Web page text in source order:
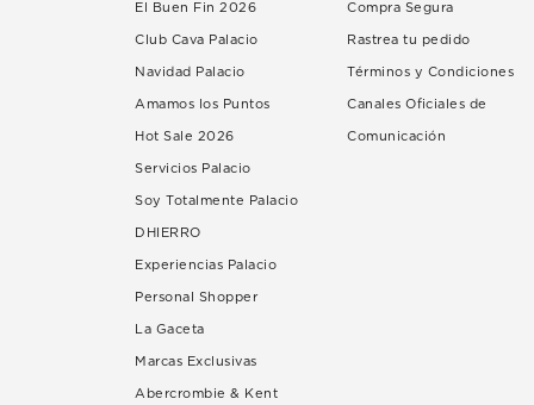
El Buen Fin 2026
Club Cava Palacio
Navidad Palacio
Amamos los Puntos
Hot Sale 2026
Servicios Palacio
Soy Totalmente Palacio
DHIERRO
Experiencias Palacio
Personal Shopper
La Gaceta
Marcas Exclusivas
Abercrombie & Kent
Compra Segura
Rastrea tu pedido
Términos y Condiciones
Canales Oficiales de
Comunicación